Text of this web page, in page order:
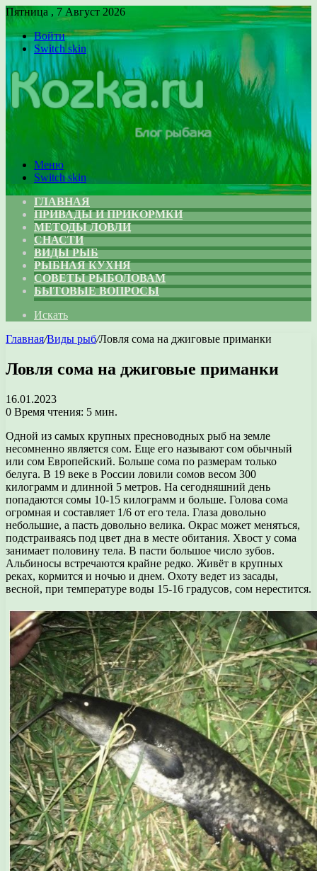
Пятница , 7 Август 2026
Войти
Switch skin
Меню
Switch skin
ГЛАВНАЯ
ПРИВАДЫ И ПРИКОРМКИ
МЕТОДЫ ЛОВЛИ
СНАСТИ
ВИДЫ РЫБ
РЫБНАЯ КУХНЯ
СОВЕТЫ РЫБОЛОВАМ
БЫТОВЫЕ ВОПРОСЫ
Искать
Главная/Виды рыб/Ловля сома на джиговые приманки
Ловля сома на джиговые приманки
16.01.2023
0 Время чтения: 5 мин.
Одной из самых крупных пресноводных рыб на земле
несомненно является сом. Еще его называют сом обычный
или сом Европейский. Больше сома по размерам только
белуга. В 19 веке в России ловили сомов весом 300
килограмм и длинной 5 метров. На сегодняшний день
попадаются сомы 10-15 килограмм и больше. Голова сома
огромная и составляет 1/6 от его тела. Глаза довольно
небольшие, а пасть довольно велика. Окрас может меняться,
подстраиваясь под цвет дна в месте обитания. Хвост у сома
занимает половину тела. В пасти большое число зубов.
Альбиносы встречаются крайне редко. Живёт в крупных
реках, кормится и ночью и днем. Охоту ведет из засады,
весной, при температуре воды 15-16 градусов, сом нерестится.